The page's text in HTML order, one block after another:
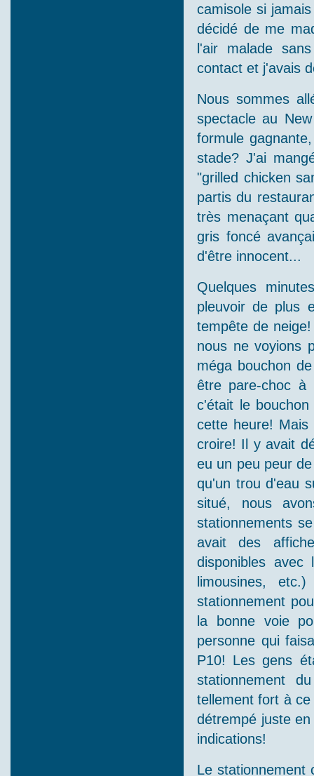
camisole si
décidé de me
l'air malade
contact et j'avais
Nous sommes
spectacle au
formule
stade? J'ai
"grilled chicken
partis du
très menaçant
gris foncé
d'être innocent...
Quelques
pleuvoir de plus
tempête de
nous ne voyions
méga bouchon
être pare-choc à
c'était le
cette heure!
croire! Il y avait
eu un peu peur
qu'un trou d'eau
situé, nous
stationnements
avait des
disponibles avec
limousines,
stationnement
la bonne voie
personne qui
P10! Les gens
stationnement
tellement fort à
détrempé juste
indications!
Le stationnement